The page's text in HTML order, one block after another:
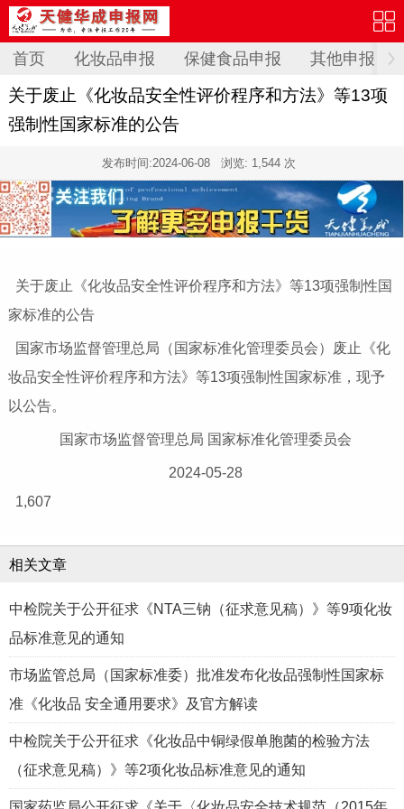
首页 化妆品申报 保健食品申报 其他申报
关于废止《化妆品安全性评价程序和方法》等13项
强制性国家标准的公告
发布时间:2024-06-08 浏览: 1,544 次
关于废止《化妆品安全性评价程序和方法》等13项强制性国
家标准的公告
国家市场监督管理总局（国家标准化管理委员会）废止《化
妆品安全性评价程序和方法》等13项强制性国家标准，现予
以公告。
国家市场监督管理总局 国家标准化管理委员会
2024-05-28
1,607
相关文章
中检院关于公开征求《NTA三钠（征求意见稿）》等9项化妆
品标准意见的通知
市场监管总局（国家标准委）批准发布化妆品强制性国家标
准《化妆品 安全通用要求》及官方解读
中检院关于公开征求《化妆品中铜绿假单胞菌的检验方法
（征求意见稿）》等2项化妆品标准意见的通知